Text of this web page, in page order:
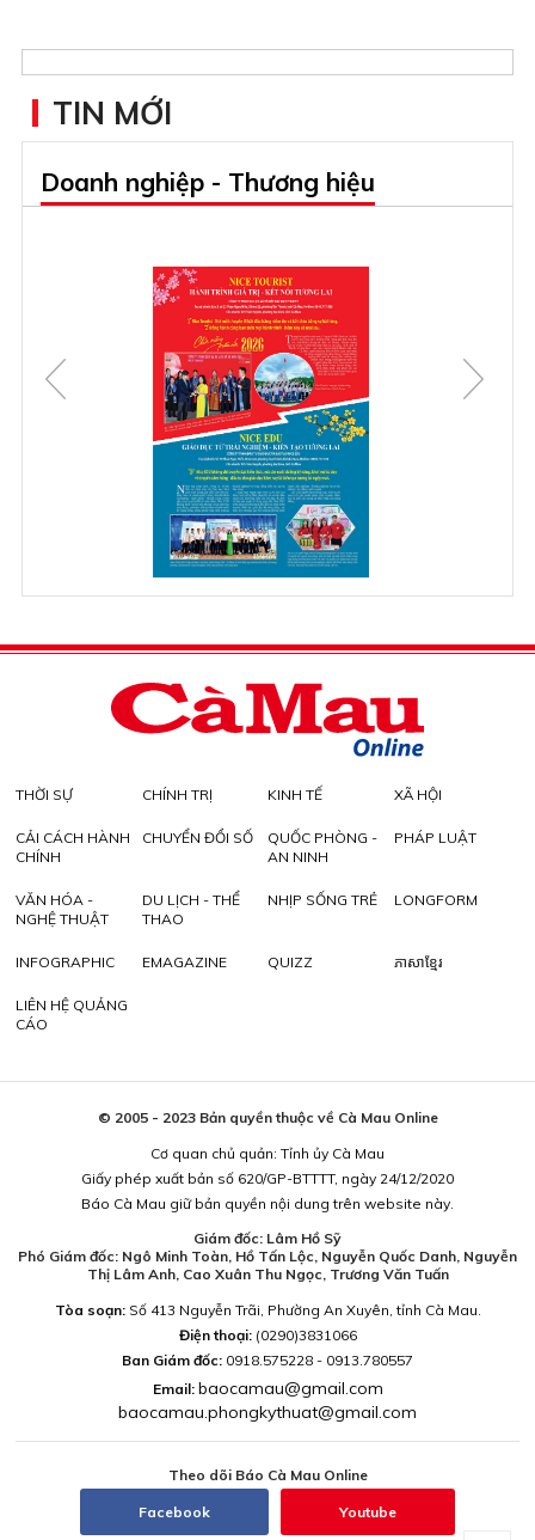
TIN MỚI
Doanh nghiệp - Thương hiệu
THỜI SỰ CHÍNH TRỊ KINH TẾ XÃ HỘI
CẢI CÁCH HÀNH
CHÍNH
CHUYỂN ĐỔI SỐ
QUỐC PHÒNG -
AN NINH
PHÁP LUẬT
VĂN HÓA -
NGHỆ THUẬT
DU LỊCH - THỂ
THAO
NHỊP SỐNG TRẺ LONGFORM
INFOGRAPHIC EMAGAZINE QUIZZ ភាសាខ្មែរ
LIÊN HỆ QUẢNG
CÁO
© 2005 - 2023 Bản quyền thuộc về Cà Mau Online
Cơ quan chủ quản: Tỉnh ủy Cà Mau
Giấy phép xuất bản số 620/GP-BTTTT, ngày 24/12/2020
Báo Cà Mau giữ bản quyền nội dung trên website này.
Giám đốc: Lâm Hồ Sỹ
Phó Giám đốc: Ngô Minh Toàn, Hồ Tấn Lộc, Nguyễn Quốc Danh, Nguyễn
Thị Lâm Anh, Cao Xuân Thu Ngọc, Trương Văn Tuấn
Tòa soạn:Số 413 Nguyễn Trãi, Phường An Xuyên, tỉnh Cà Mau.
Điện thoại: (0290)3831066
Ban Giám đốc: 0918.575228 - 0913.780557
Email: baocamau@gmail.com
baocamau.phongkythuat@gmail.com
Theo dõi Báo Cà Mau Online
Facebook Youtube